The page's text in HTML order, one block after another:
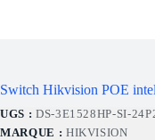
Switch Hikvision POE
UGS : DS-3E1528HP-SI-
MARQUE : HIKVISION